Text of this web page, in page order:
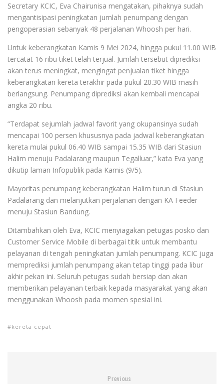
Secretary KCIC, Eva Chairunisa mengatakan, pihaknya sudah
mengantisipasi peningkatan jumlah penumpang dengan
pengoperasian sebanyak 48 perjalanan Whoosh per hari.
Untuk keberangkatan Kamis 9 Mei 2024, hingga pukul 11.00 WIB
tercatat 16 ribu tiket telah terjual. Jumlah tersebut diprediksi
akan terus meningkat, mengingat penjualan tiket hingga
keberangkatan kereta terakhir pada pukul 20.30 WIB masih
berlangsung. Penumpang diprediksi akan kembali mencapai
angka 20 ribu.
“Terdapat sejumlah jadwal favorit yang okupansinya sudah
mencapai 100 persen khususnya pada jadwal keberangkatan
kereta mulai pukul 06.40 WIB sampai 15.35 WIB dari Stasiun
Halim menuju Padalarang maupun Tegalluar,” kata Eva yang
dikutip laman Infopublik pada Kamis (9/5).
Mayoritas penumpang keberangkatan Halim turun di Stasiun
Padalarang dan melanjutkan perjalanan dengan KA Feeder
menuju Stasiun Bandung.
Ditambahkan oleh Eva, KCIC menyiagakan petugas posko dan
Customer Service Mobile di berbagai titik untuk membantu
pelayanan di tengah peningkatan jumlah penumpang. KCIC juga
memprediksi jumlah penumpang akan tetap tinggi pada libur
akhir pekan ini. Seluruh petugas sudah bersiap dan akan
memberikan pelayanan terbaik kepada masyarakat yang akan
menggunakan Whoosh pada momen spesial ini.
kereta cepat
Previous